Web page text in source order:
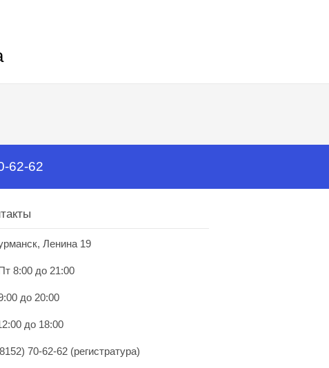
62-62
Ленина 19
8:00 до 21:00
до 20:00
до 18:00
70-62-62 (регистратура)